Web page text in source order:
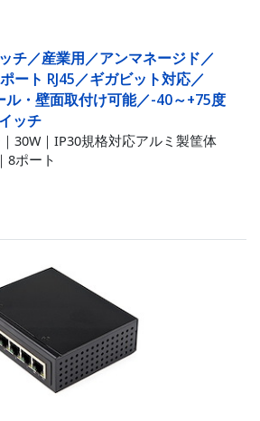
チ／産業用／アンマネージド／
ート RJ45／ギガビット対応／
ル・壁面取付け可能／-40～+75度
ッチ
30W｜IP30規格対応アルミ製筐体
8ポート